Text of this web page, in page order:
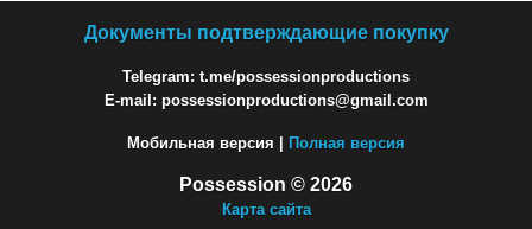
Документы подтверждающие покупку
Telegram: t.me/possessionproductions
E-mail: possessionproductions@gmail.com
Мобильная версия | Полная версия
Possession © 2026
Карта сайта